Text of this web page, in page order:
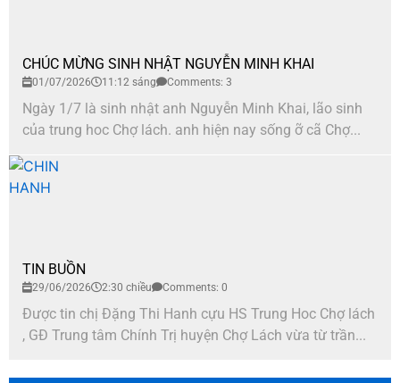
CHÚC MỪNG SINH NHẬT NGUYỄN MINH KHAI
01/07/2026 11:12 sáng Comments: 3
Ngày 1/7 là sinh nhật anh Nguyễn Minh Khai, lão sinh
của trung hoc Chợ lách. anh hiện nay sống ỡ cã Chợ...
TIN BUỒN
29/06/2026 2:30 chiều Comments: 0
Được tin chị Đặng Thi Hanh cựu HS Trung Hoc Chợ lách
, GĐ Trung tâm Chính Trị huyện Chợ Lách vừa từ trần...